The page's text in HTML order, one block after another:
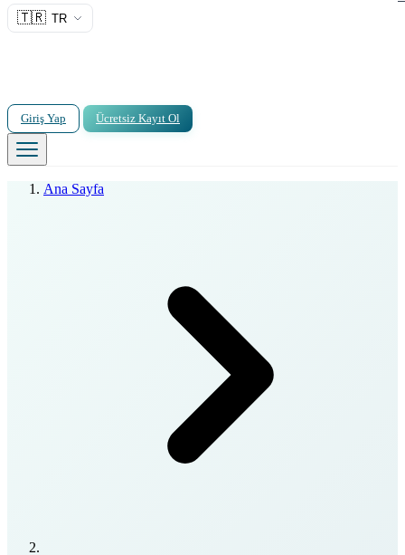
🇹🇷 TR
Giriş Yap Ücretsiz Kayıt Ol
Ana Sayfa